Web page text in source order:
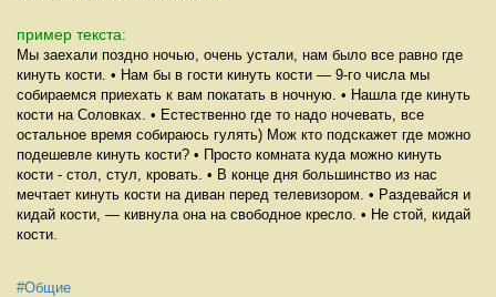
пример текста:
Мы заехали поздно ночью, очень устали, нам было все равно где
кинуть кости. • Нам бы в гости кинуть кости — 9-го числа мы
собираемся приехать к вам покатать в ночную. • Нашла где кинуть
кости на Соловках. • Естественно где то надо ночевать, все
остальное время собираюсь гулять) Мож кто подскажет где можно
подешевле кинуть кости? • Просто комната куда можно кинуть
кости - стол, стул, кровать. • В конце дня большинство из нас
мечтает кинуть кости на диван перед телевизором. • Раздевайся и
кидай кости, — кивнула она на свободное кресло. • Не стой, кидай
кости.
#Общие